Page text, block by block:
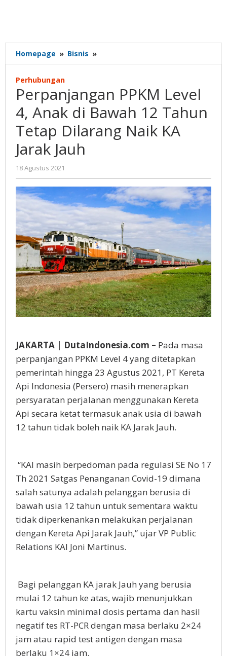
Homepage » Bisnis »
PPKM
Anak
di
Bawah
12
Tahun
KA
Jarak
Jauh
Perhubungan
Perpanjangan PPKM Level
4, Anak di Bawah 12 Tahun
Tetap Dilarang Naik KA
Jarak Jauh
18 Agustus 2021
Gatot
Susanto
JAKARTA | DutaIndonesia.com – Pada masa
perpanjangan PPKM Level 4 yang ditetapkan
pemerintah hingga 23 Agustus 2021, PT Kereta
Api Indonesia (Persero) masih menerapkan
persyaratan perjalanan menggunakan Kereta
Api secara ketat termasuk anak usia di bawah
12 tahun tidak boleh naik KA Jarak Jauh.
“KAI masih berpedoman pada regulasi SE No 17
Th 2021 Satgas Penanganan Covid-19 dimana
salah satunya adalah pelanggan berusia di
bawah usia 12 tahun untuk sementara waktu
tidak diperkenankan melakukan perjalanan
dengan Kereta Api Jarak Jauh,” ujar VP Public
Relations KAI Joni Martinus.
Bagi pelanggan KA jarak Jauh yang berusia
mulai 12 tahun ke atas, wajib menunjukkan
kartu vaksin minimal dosis pertama dan hasil
negatif tes RT-PCR dengan masa berlaku 2×24
jam atau rapid test antigen dengan masa
berlaku 1×24 jam.